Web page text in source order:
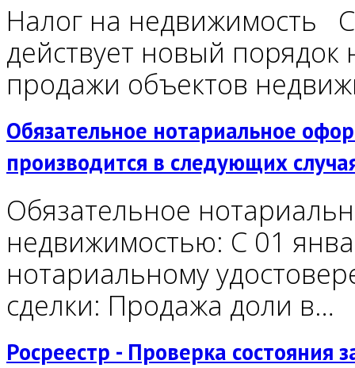
Налог на недвижимость
действует новый
продажи объектов
Обязательное нотариальное
производится в следующих
Обязательное
недвижимостью: С 01
нотариальному
сделки: Продажа доли в…
Росреестр - Проверка состояния